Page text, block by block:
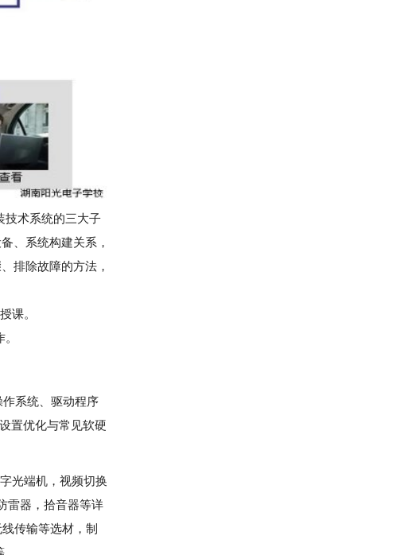
技术系统的三大子
、系统构建关系，
排除故障的方法，
课。
系统、驱动程序
置优化与常见软硬
光端机，视频切换
雷器，拾音器等详
传输等选材，制